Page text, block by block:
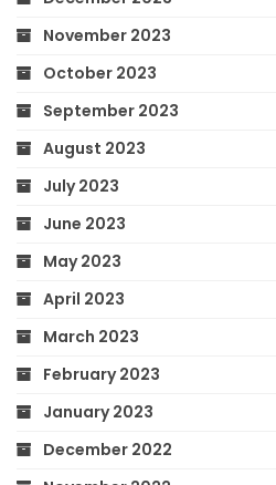
November 2023
October 2023
September 2023
August 2023
July 2023
June 2023
May 2023
April 2023
March 2023
February 2023
January 2023
December 2022